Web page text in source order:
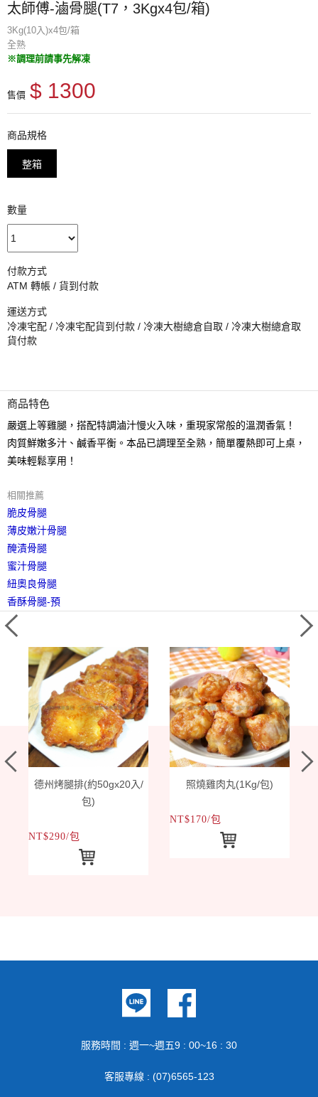
太師傅-滷骨腿(T7，3Kgx4包/箱)
3Kg(10入)x4包/箱
全熟
※調理前請事先解凍
售價 $ 1300
商品規格
整箱
數量
付款方式
ATM 轉帳 / 貨到付款
運送方式
冷凍宅配 / 冷凍宅配貨到付款 / 冷凍大樹總倉自取 / 冷凍大樹總倉取
貨付款
商品特色
嚴選上等雞腿，搭配特調滷汁慢火入味，重現家常般的溫潤香氣！
肉質鮮嫩多汁、鹹香平衡。本品已調理至全熟，簡單覆熱即可上桌，
美味輕鬆享用！
相關推薦
脆皮骨腿
薄皮嫩汁骨腿
醃漬骨腿
蜜汁骨腿
紐奧良骨腿
香酥骨腿-預
德州烤腿排(約50gx20入/
包)
NT$290/包
照燒雞肉丸(1Kg/包)
NT$170/包
服務時間 : 週一~週五9 : 00~16 : 30
客服專線 : (07)6565-123